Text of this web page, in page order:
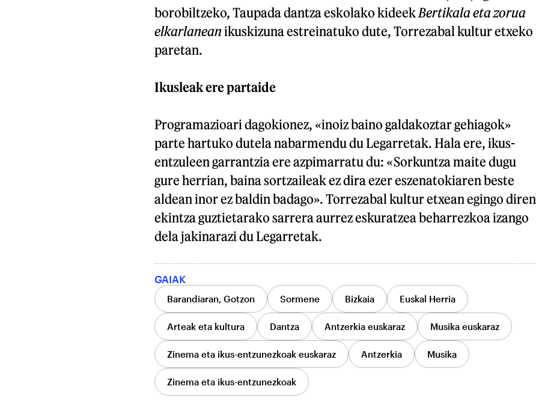
borobiltzeko, Taupada dantza eskolako kideek Bertikala eta zorua
elkarlaneanikuskizuna estreinatuko dute, Torrezabal kultur etxeko
paretan.
Ikusleak ere partaide
Programazioari dagokionez, «inoiz baino galdakoztar gehiagok»
parte hartuko dutela nabarmendu du Legarretak. Hala ere, ikus-
entzuleen garrantzia ere azpimarratu du: «Sorkuntza maite dugu
gure herrian, baina sortzaileak ez dira ezer eszenatokiaren beste
aldean inor ez baldin badago». Torrezabal kultur etxean egingo diren
ekintza guztietarako sarrera aurrez eskuratzea beharrezkoa izango
dela jakinarazi du Legarretak.
GAIAK
Barandiaran, Gotzon Sormene Bizkaia Euskal Herria
Arteak eta kultura Dantza Antzerkia euskaraz Musika euskaraz
Zinema eta ikus-entzunezkoak euskaraz Antzerkia Musika
Zinema eta ikus-entzunezkoak